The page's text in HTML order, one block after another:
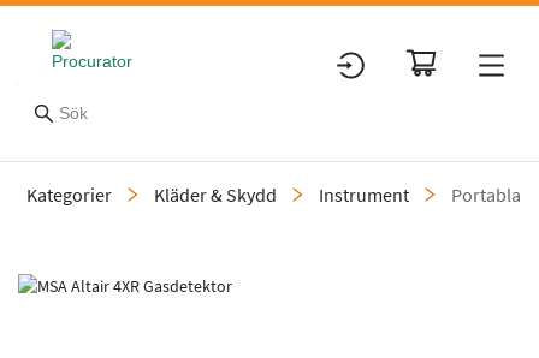
Kategorier Kläder & Skydd Instrument Portabla
Slide 1 of 1